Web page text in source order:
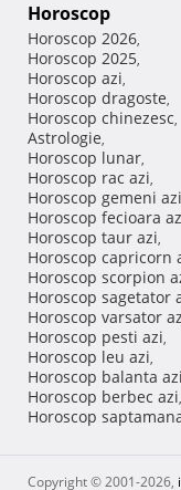
Horoscop
Horoscop 2026,
Horoscop 2025,
Horoscop azi,
Horoscop dragoste,
Horoscop chinezesc,
Astrologie,
Horoscop lunar,
Horoscop rac azi,
Horoscop gemeni azi
Horoscop fecioara
Horoscop taur azi,
Horoscop capricorn
Horoscop scorpion
Horoscop sagetator
Horoscop varsator
Horoscop pesti azi,
Horoscop leu azi,
Horoscop balanta azi
Horoscop berbec azi,
Horoscop
Copyright © 2001-2026,